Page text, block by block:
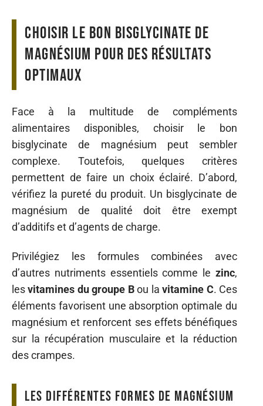
Choisir le bon bisglycinate de
magnésium pour des résultats
optimaux
Face à la multitude de compléments
alimentaires disponibles, choisir le bon
bisglycinate de magnésium peut sembler
complexe. Toutefois, quelques critères
permettent de faire un choix éclairé. D’abord,
vérifiez la pureté du produit. Un bisglycinate de
magnésium de qualité doit être exempt
d’additifs et d’agents de charge.
Privilégiez les formules combinées avec
d’autres nutriments essentiels comme le zinc,
lesvitamines du groupe Bou lavitamine C. Ces
éléments favorisent une absorption optimale du
magnésium et renforcent ses effets bénéfiques
sur la récupération musculaire et la réduction
des crampes.
Les différentes formes de magnésium